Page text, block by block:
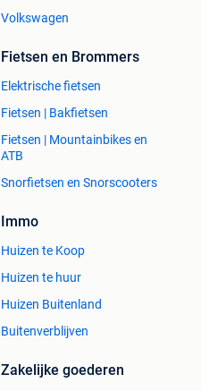
Volkswagen
Fietsen en Brommers
Elektrische fietsen
Fietsen | Bakfietsen
Fietsen | Mountainbikes en
ATB
Snorfietsen en Snorscooters
Immo
Huizen te Koop
Huizen te huur
Huizen Buitenland
Buitenverblijven
Zakelijke goederen